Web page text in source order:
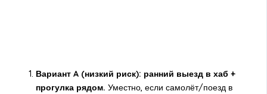
Вариант A (низкий риск): ранний выезд в хаб +
прогулка рядом. Уместно, если самолёт/поезд в